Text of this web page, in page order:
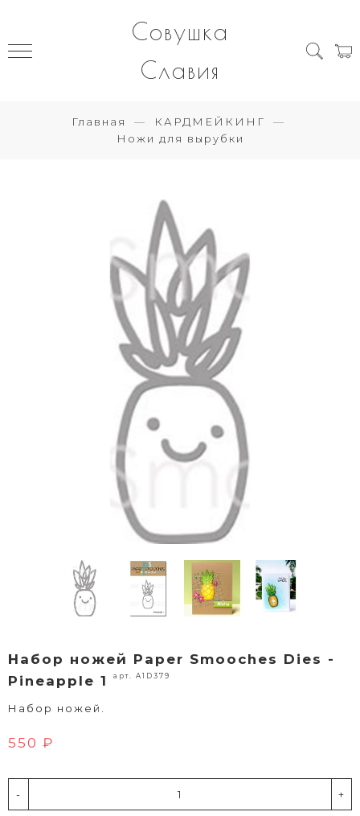
Совушка
Славия
Главная
КАРДМЕЙКИНГ
Ножи для вырубки
Набор ножей Paper Smooches Dies -
Pineapple 1
арт. A1D379
Набор ножей.
550 ₽
- +